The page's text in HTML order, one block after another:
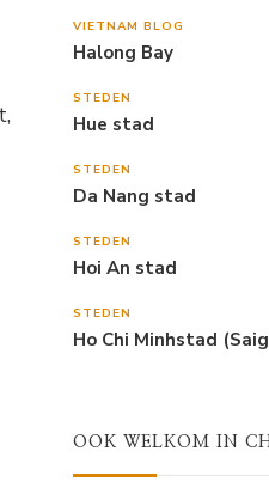
VIETNAM BLOG
Halong Bay
STEDEN
Hue stad
STEDEN
Da Nang stad
STEDEN
Hoi An stad
STEDEN
Ho Chi Minhstad
OOK WELKOM IN